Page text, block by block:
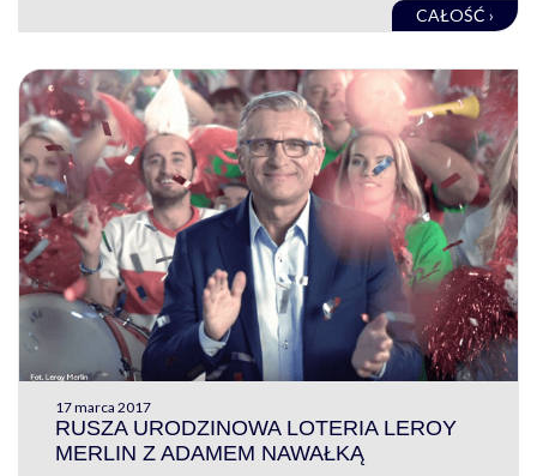
CAŁOŚĆ ›
17 marca 2017
RUSZA URODZINOWA LOTERIA LEROY
MERLIN Z ADAMEM NAWAŁKĄ